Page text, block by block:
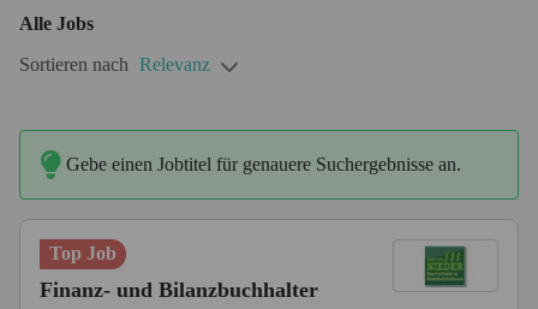
Alle Jobs
Sortieren nach Relevanz
Gebe einen Jobtitel für genauere Suchergebnisse an.
Top Job
Finanz- und Bilanzbuchhalter